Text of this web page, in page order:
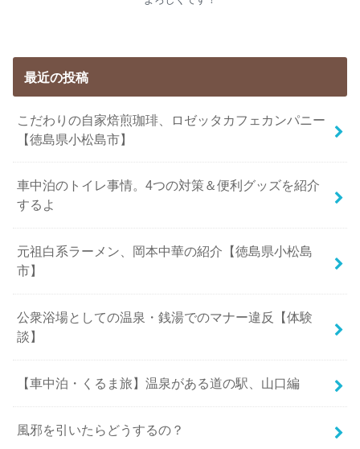
最近の投稿
こだわりの自家焙煎珈琲、ロゼッタカフェカンパニー
【徳島県小松島市】
車中泊のトイレ事情。4つの対策＆便利グッズを紹介
するよ
元祖白系ラーメン、岡本中華の紹介【徳島県小松島
市】
公衆浴場としての温泉・銭湯でのマナー違反【体験
談】
【車中泊・くるま旅】温泉がある道の駅、山口編
風邪を引いたらどうするの？